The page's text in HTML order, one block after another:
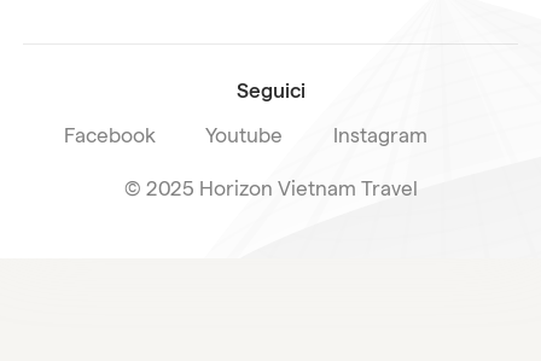
Seguici
Facebook Youtube Instagram
© 2025 Horizon Vietnam Travel